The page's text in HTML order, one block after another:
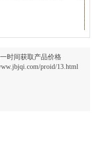
时间获取产品价格
proid/13.html